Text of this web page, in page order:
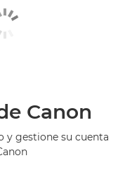
Canon
y gestione su cuenta